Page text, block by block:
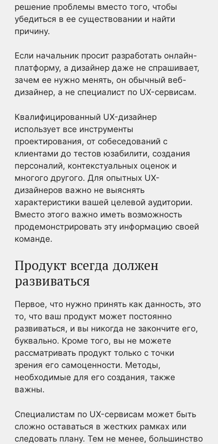
решение проблемы вместо того, чтобы
убедиться в ее существовании и найти
причину.
Если начальник просит разработать онлайн-
платформу, а дизайнер даже не спрашивает,
зачем ее нужно менять, он обычный веб-
дизайнер, а не специалист по UX-сервисам.
Квалифицированный UX-дизайнер
использует все инструменты
проектирования, от собеседований с
клиентами до тестов юзабилити, создания
персоналий, контекстуальных оценок и
многого другого. Для опытных UX-
дизайнеров важно не выяснять
характеристики вашей целевой аудитории.
Вместо этого важно иметь возможность
продемонстрировать эту информацию своей
команде.
Продукт всегда должен
развиваться
Первое, что нужно принять как данность, это
то, что ваш продукт может постоянно
развиваться, и вы никогда не закончите его,
буквально. Кроме того, вы не можете
рассматривать продукт только с точки
зрения его самоценности. Методы,
необходимые для его создания, также
важны.
Специалистам по UX-сервисам может быть
сложно оставаться в жестких рамках или
следовать плану. Тем не менее, большинство